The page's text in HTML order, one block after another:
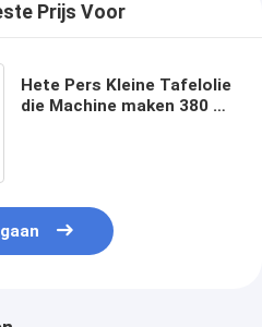
Prijs Voor
Hete Pers Kleine Tafelolie
die Machine maken 380 *